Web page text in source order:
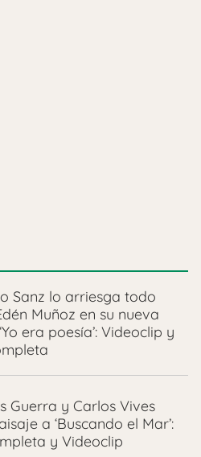
Sanz lo arriesga todo
Muñoz en su nueva
era poesía’: Videoclip y
Guerra y Carlos Vives
a ‘Buscando el Mar’:
y Videoclip